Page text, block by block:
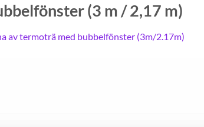
(3 m / 2,17 m)
av termoträ med bubbelfönster (3m/2.17m)